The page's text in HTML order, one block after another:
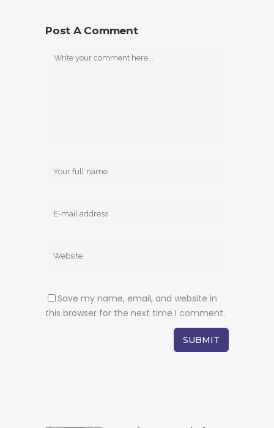
Post A Comment
Save my name, email, and website in
this browser for the next time I comment.